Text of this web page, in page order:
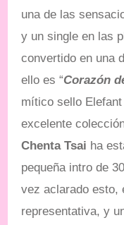
una de las
y un single en las
convertido en una
ello es “Corazón
mítico sello
excelente
Chenta Tsai ha
pequeña intro de
vez aclarado esto,
representativa, y